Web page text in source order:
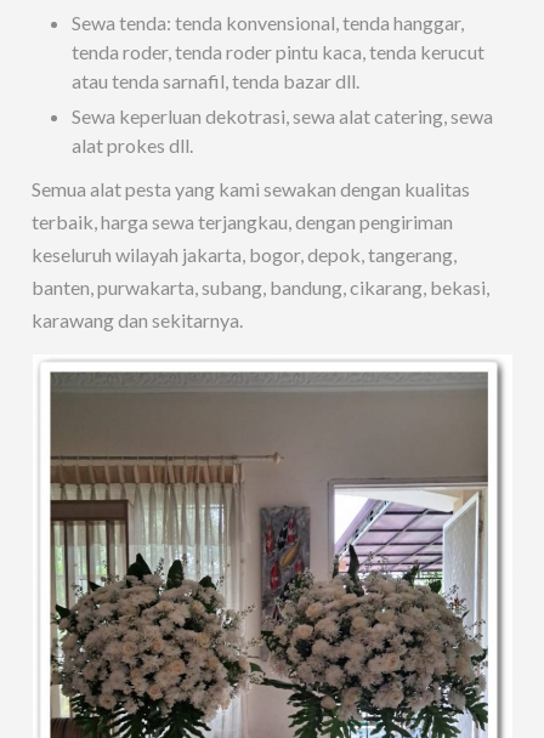
Sewa tenda: tenda konvensional, tenda hanggar,
tenda roder, tenda roder pintu kaca, tenda kerucut
atau tenda sarnafil, tenda bazar dll.
Sewa keperluan dekotrasi, sewa alat catering, sewa
alat prokes dll.
Semua alat pesta yang kami sewakan dengan kualitas
terbaik, harga sewa terjangkau, dengan pengiriman
keseluruh wilayah jakarta, bogor, depok, tangerang,
banten, purwakarta, subang, bandung, cikarang, bekasi,
karawang dan sekitarnya.